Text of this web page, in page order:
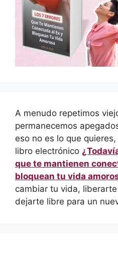
A menudo repetimos
permanecemos
eso no es lo que
libro electrónico
que te mantienen
bloquean tu vida
cambiar tu vida,
dejarte libre para un